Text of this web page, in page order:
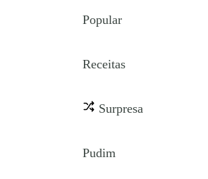
Popular
Receitas
Surpresa
Pudim